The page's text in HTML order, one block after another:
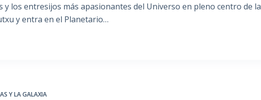
y los entresijos más apasionantes del Universo en pleno centro de la
y entra en el Planetario…
Y LA GALAXIA